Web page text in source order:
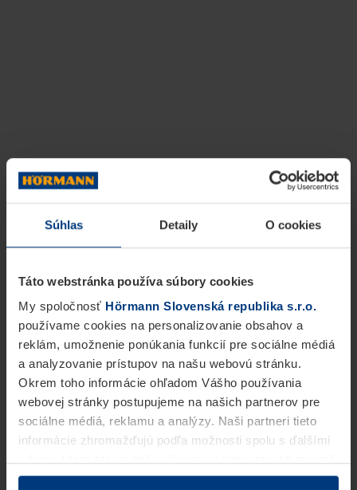
Súhlas Detaily O cookies
Táto webstránka používa súbory cookies
My spoločnosť Hörmann Slovenská republika s.r.o.
používame cookies na personalizovanie obsahov a
reklám, umožnenie ponúkania funkcií pre sociálne médiá
a analyzovanie prístupov na našu webovú stránku.
Okrem toho informácie ohľadom Vášho používania
webovej stránky postupujeme na našich partnerov pre
sociálne médiá, reklamu a analýzy. Naši partneri tieto
informácie zhromažďujú podľa možnosti spolu s ďalšími
v rámci Vášho využívania služieb.